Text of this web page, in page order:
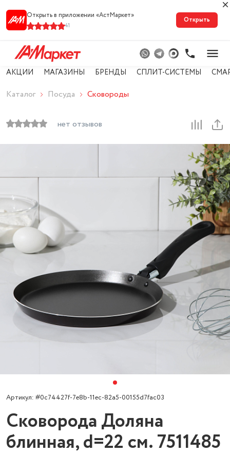
Открыть в приложении «АстМарке‪т‬»
41
Открыть
АКЦИИ МАГАЗИНЫ БРЕНДЫ СПЛИТ-СИСТЕМЫ
Каталог Посуда Сковороды
нет отзывов
Артикул: #0c74427f-7e8b-11ec-82a5-00155d7fac03
Сковорода Доляна
блинная, d=22 см. 7511485